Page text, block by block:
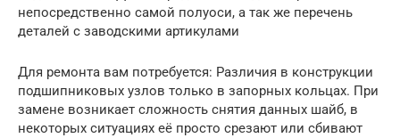
непосредственно самой полуоси, а так же перечень
деталей с заводскими артикулами
Для ремонта вам потребуется: Различия в конструкции
подшипниковых узлов только в запорных кольцах. При
замене возникает сложность снятия данных шайб, в
некоторых ситуациях её просто срезают или сбивают